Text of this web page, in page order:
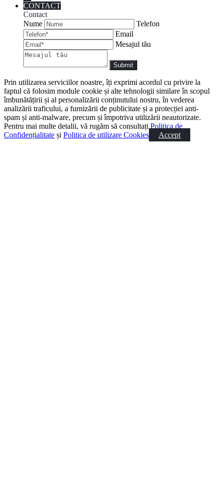
CONTACT
Contact
Nume
Telefon
Email
Mesajul tău
Prin utilizarea serviciilor noastre, îți exprimi acordul cu privire la
faptul că folosim module cookie și alte tehnologii similare în scopul
îmbunătățirii și al personalizării conținutului nostru, în vederea
analizării traficului, a furnizării de publicitate și a protecției anti-
spam și anti-malware, precum și împotriva utilizării neautorizate.
Pentru mai multe detalii, vă rugăm să consultați Politica de
Confidențialitate și Politica de utilizare Cookies Accept